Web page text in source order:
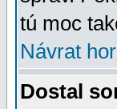
tú moc
Návrat
Dostal